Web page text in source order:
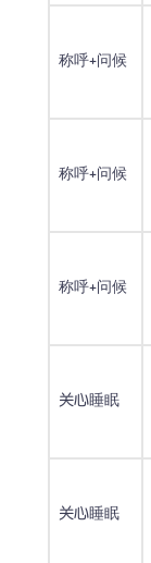
称呼+问候
称呼+问候
称呼+问候
关心睡眠
关心睡眠